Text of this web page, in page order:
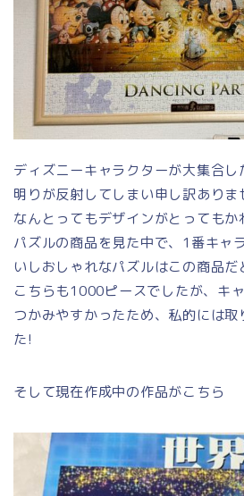
ディズニーキャラクターが大集合
明りが反射してしまい申し訳ありま
なんとってもデザインがとっても
パズルの商品を見た中で、1番キャ
いしおしゃれなパズルはこの商品だ
こちらも1000ピースでしたが、キ
つかみやすかったため、私的には取
た!
そして現在作成中の作品がこちら